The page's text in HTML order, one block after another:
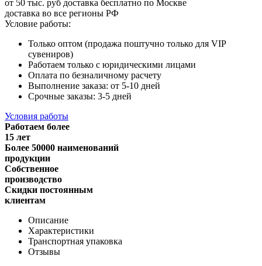
от 50 тыс. руб доставка бесплатно по Москве
доставка во все регионы РФ
Условие работы:
Только оптом (продажа поштучно только для VIP
сувениров)
Работаем только с юридическими лицами
Оплата по безналичному расчету
Выполнение заказа: от 5-10 дней
Срочные заказы: 3-5 дней
Условия работы
Работаем более
15 лет
Более 50000 наименований
продукции
Собственное
производство
Скидки постоянным
клиентам
Описание
Характеристики
Транспортная упаковка
Отзывы